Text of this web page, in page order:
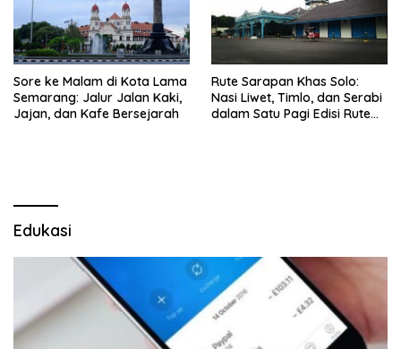
Sore ke Malam di Kota Lama
Semarang: Jalur Jalan Kaki,
Jajan, dan Kafe Bersejarah
Rute Sarapan Khas Solo:
Nasi Liwet, Timlo, dan Serabi
dalam Satu Pagi Edisi Rute
Edukasi